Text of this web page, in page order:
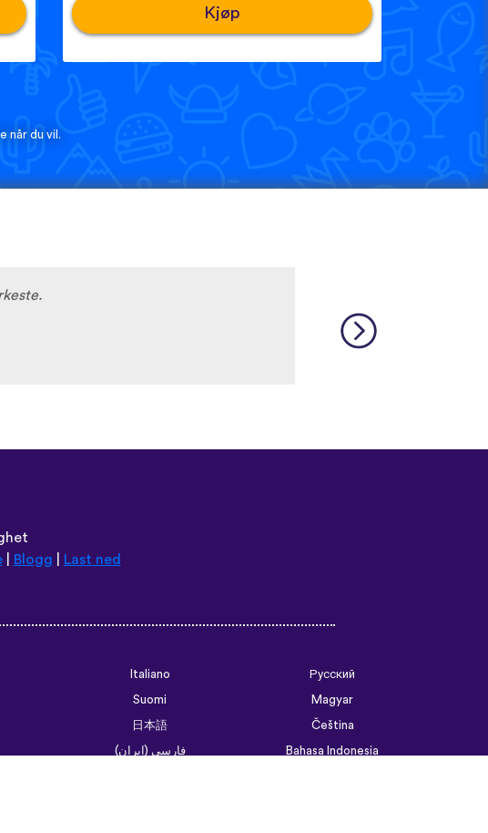
Kjøp
når du vil.
| Blogg Last ned
Italiano
Русский
Suomi
Magyar
日本語
Čeština
فارسی (ایران)
Bahasa Indonesia